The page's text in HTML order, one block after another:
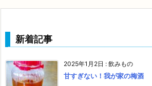
新着記事
2025年1月2日 : 飲みもの
甘すぎない！我が家の梅酒